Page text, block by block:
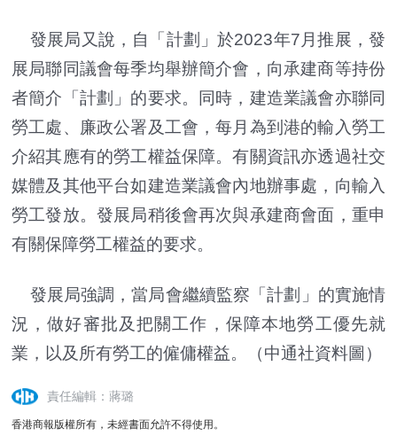
發展局又說，自「計劃」於2023年7月推展，發
展局聯同議會每季均舉辦簡介會，向承建商等持份
者簡介「計劃」的要求。同時，建造業議會亦聯同
勞工處、廉政公署及工會，每月為到港的輸入勞工
介紹其應有的勞工權益保障。有關資訊亦透過社交
媒體及其他平台如建造業議會內地辦事處，向輸入
勞工發放。發展局稍後會再次與承建商會面，重申
有關保障勞工權益的要求。
發展局強調，當局會繼續監察「計劃」的實施情
況，做好審批及把關工作，保障本地勞工優先就
業，以及所有勞工的僱傭權益。（中通社資料圖）
責任編輯：蔣璐
香港商報版權所有，未經書面允許不得使用。